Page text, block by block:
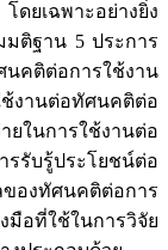
ดยเฉพาะอย่างยิ่ง
ติฐาน 5 ประการ
นคติต่อการใช้งาน
งานต่อทัศนคติต่อ
ในการใช้งานต่อ
รับรู้ประโยชน์ต่อ
องทัศนคติต่อการ
อที่ใช้ในการวิจัย